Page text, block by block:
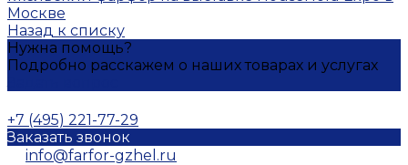
Москве
Назад к списку
Нужна помощь?
Подробно расскажем о наших товарах и услугах
+7 (495) 221-77-29
Заказать звонок
info@farfor-gzhel.ru